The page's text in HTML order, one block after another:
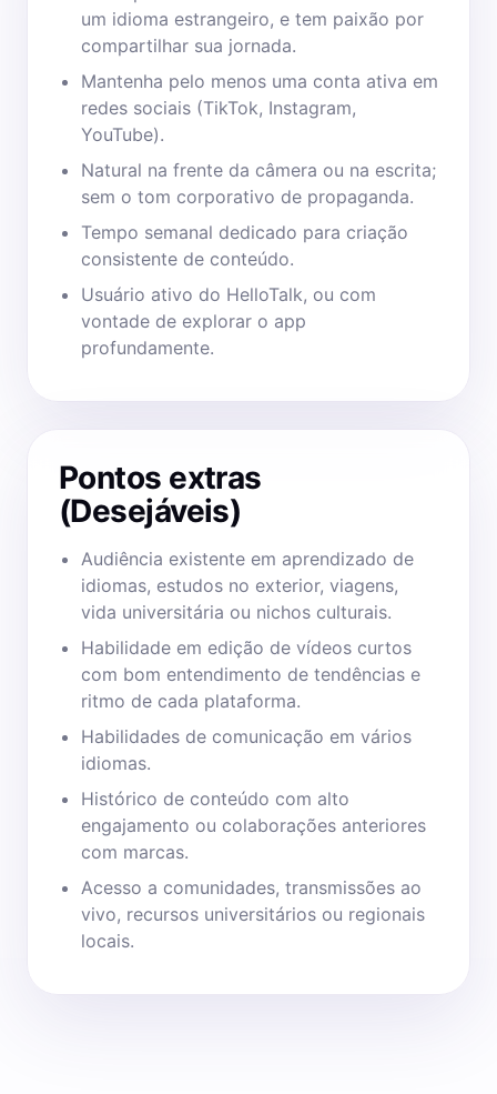
um idioma estrangeiro, e tem paixão por
compartilhar sua jornada.
Mantenha pelo menos uma conta ativa em
redes sociais (TikTok, Instagram,
YouTube).
Natural na frente da câmera ou na escrita;
sem o tom corporativo de propaganda.
Tempo semanal dedicado para criação
consistente de conteúdo.
Usuário ativo do HelloTalk, ou com
vontade de explorar o app
profundamente.
Pontos extras
(Desejáveis)
Audiência existente em aprendizado de
idiomas, estudos no exterior, viagens,
vida universitária ou nichos culturais.
Habilidade em edição de vídeos curtos
com bom entendimento de tendências e
ritmo de cada plataforma.
Habilidades de comunicação em vários
idiomas.
Histórico de conteúdo com alto
engajamento ou colaborações anteriores
com marcas.
Acesso a comunidades, transmissões ao
vivo, recursos universitários ou regionais
locais.